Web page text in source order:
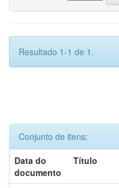
Resultado 1-1 de 1.
Conjunto de itens:
Data do
documento
Título